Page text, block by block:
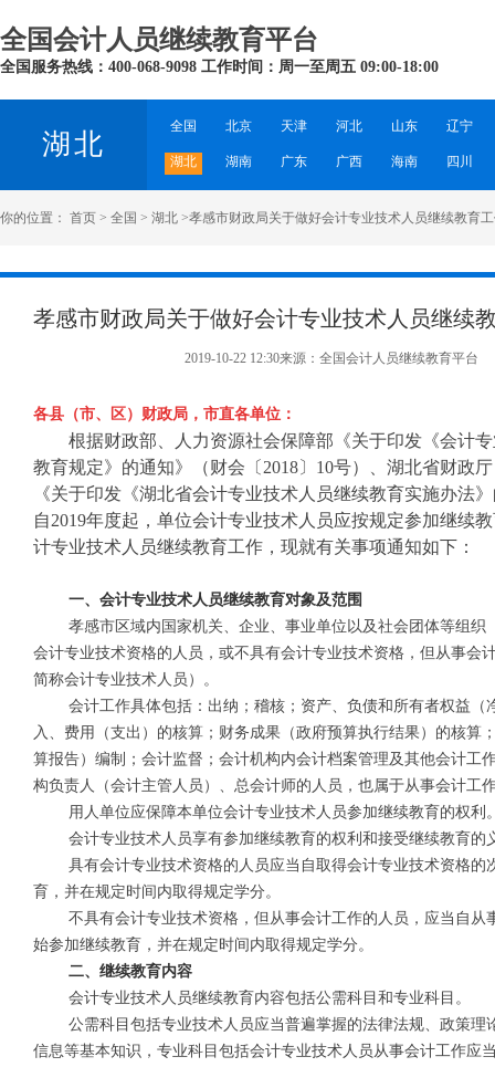
全国会计人员继续教育平台
全国服务热线：400-068-9098 工作时间：周一至周五 09:00-18:00
湖北
全国 北京 天津 河北 山东 辽宁
湖北 湖南 广东 广西 海南 四川
你的位置： 首页 > 全国 > 湖北 >孝感市财政局关于做好会计专业技术人员继续教育
孝感市财政局关于做好会计专业技术人员继续
2019-10-22 12:30来源：全国会计人员继续教育平台
各县（市、区）财政局，市直各单位：
根据财政部、人力资源社会保障部《关于印发《会计
教育规定》的通知》（财会〔 2018〕10号）、湖北省财政
《关于印发《湖北省会计专业技术人员继续教育实施办法
自2019年度起，单位会计专业技术人员应按规定参加继续
计专业技术人员继续教育工作，现就有关事项通知如下：
一、会计专业技术人员继续教育对象及范围
孝感市区域内国家机关、企业、事业单位以及社会团体等组织
会计专业技术资格的人员，或不具有会计专业技术资格，但从事会
简称会计专业技术人员）。
会计工作具体包括：出纳；稽核；资产、负债和所有者权益（
入、费用（支出）的核算；财务成果（政府预算执行结果）的核算
算报告）编制；会计监督；会计机构内会计档案管理及其他会计工
构负责人（会计主管人员）、总会计师的人员，也属于从事会计工
用人单位应保障本单位会计专业技术人员参加继续教育的权利
会计专业技术人员享有参加继续教育的权利和接受继续教育的
具有会计专业技术资格的人员应当自取得会计专业技术资格的
育，并在规定时间内取得规定学分。
不具有会计专业技术资格，但从事会计工作的人员，应当自从
始参加继续教育，并在规定时间内取得规定学分。
二、继续教育内容
会计专业技术人员继续教育内容包括公需科目和专业科目。
公需科目包括专业技术人员应当普遍掌握的法律法规、政策理
信息等基本知识，专业科目包括会计专业技术人员从事会计工作应